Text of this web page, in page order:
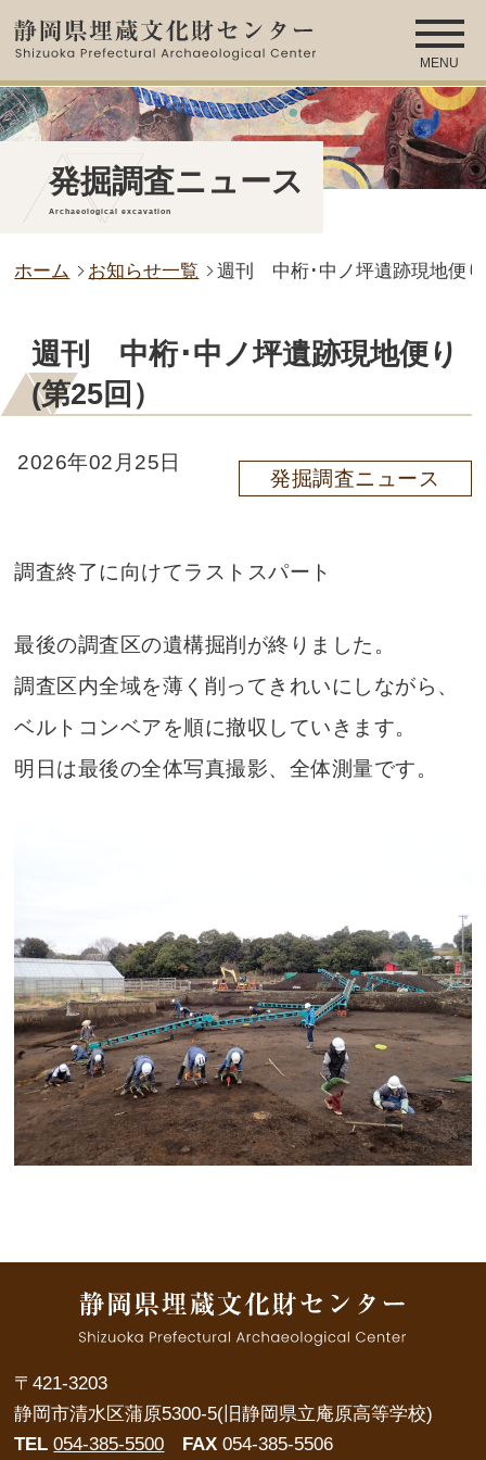
MENU
発掘調査ニュース
Archaeological excavation
ホーム お知らせ一覧 週刊 中桁･中ノ坪遺跡現地便
週刊 中桁･中ノ坪遺跡現地便り
(第25回）
2026年02月25日
発掘調査ニュース
調査終了に向けてラストスパート
最後の調査区の遺構掘削が終りました。
調査区内全域を薄く削ってきれいにしながら、
ベルトコンベアを順に撤収していきます。
明日は最後の全体写真撮影、全体測量です。
〒421-3203
静岡市清水区蒲原5300-5(旧静岡県立庵原高等学校)
TEL 054-385-5500 FAX 054-385-5506